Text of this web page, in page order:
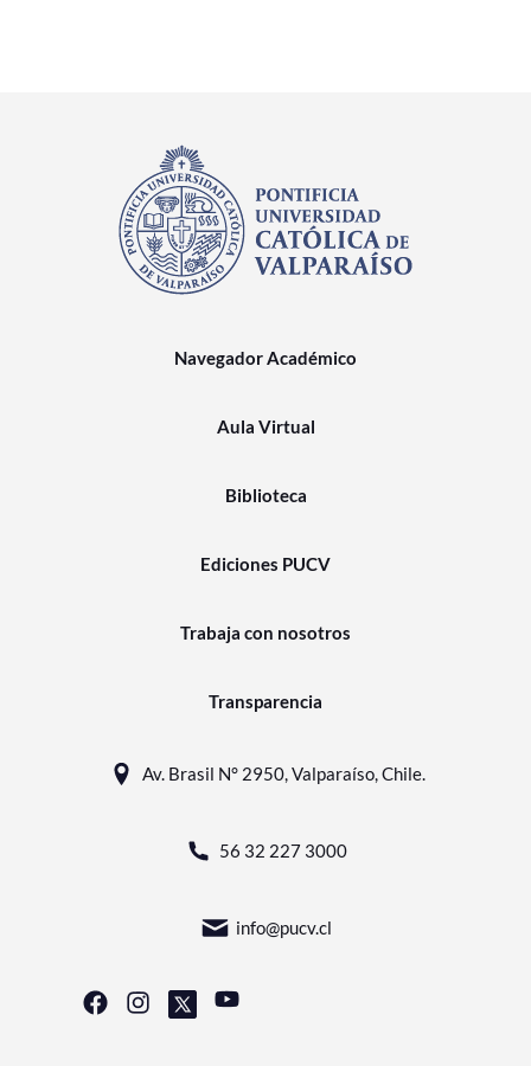
Navegador Académico
Aula Virtual
Biblioteca
Ediciones PUCV
Trabaja con nosotros
Transparencia
Av. Brasil N° 2950, Valparaíso, Chile.
56 32 227 3000
info@pucv.cl